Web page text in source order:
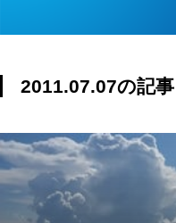
2011.07.07の記事